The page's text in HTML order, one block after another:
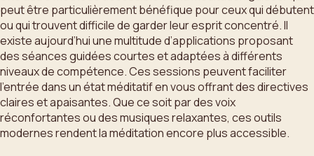
peut être particulièrement bénéfique pour ceux qui débutent
ou qui trouvent difficile de garder leur esprit concentré. Il
existe aujourd’hui une multitude d’applications proposant
des séances guidées courtes et adaptées à différents
niveaux de compétence. Ces sessions peuvent faciliter
l’entrée dans un état méditatif en vous offrant des directives
claires et apaisantes. Que ce soit par des voix
réconfortantes ou des musiques relaxantes, ces outils
modernes rendent la méditation encore plus accessible.